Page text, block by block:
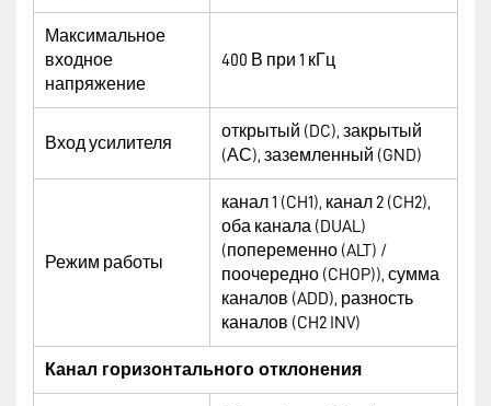
Максимальное
входное
напряжение
400 В при 1 кГц
Вход усилителя
открытый (DC), закрытый
(АС), заземленный (GND)
Режим работы
канал 1 (CH1), канал 2 (CH2),
оба канала (DUAL)
(попеременно (ALT) /
поочередно (CHOP)), сумма
каналов (ADD), разность
каналов (CH2 INV)
Канал горизонтального отклонения